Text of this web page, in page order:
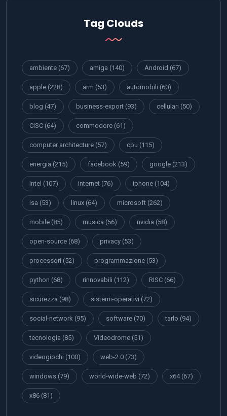
Tag Clouds
ambiente (67) amiga (140) Android (67)
apple (228) arm (53) automobili (60)
blog (47) business-export (93) cellulari (50)
CISC (64) commodore (61)
computer architecture (57) cpu (115)
energia (215) facebook (59) google (213)
Intel (107) internet (76) iphone (104)
isa (53) linux (64) microsoft (262)
mobile (85) musica (56) nvidia (58)
open-source (68) privacy (53)
processori (52) programmazione (53)
python (68) rinnovabili (112) RISC (66)
sicurezza (98) sistemi-operativi (72)
social-network (95) software (70) tarlo (94)
tecnologia (85) Videodrome (51)
videogiochi (100) web-2.0 (73)
windows (79) world-wide-web (72) x64(67)
x86 (81)